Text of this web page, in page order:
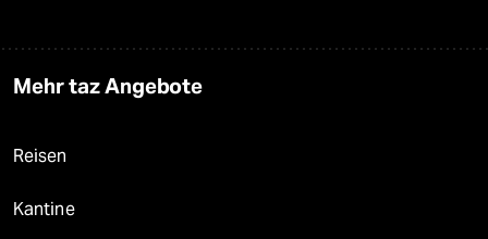
Mehr taz Angebote
Reisen
Kantine